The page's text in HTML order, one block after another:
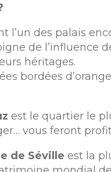
l’un des palais
de l’influence
héritages.
bordées
est le quartier le
vous feront
de Séville est la